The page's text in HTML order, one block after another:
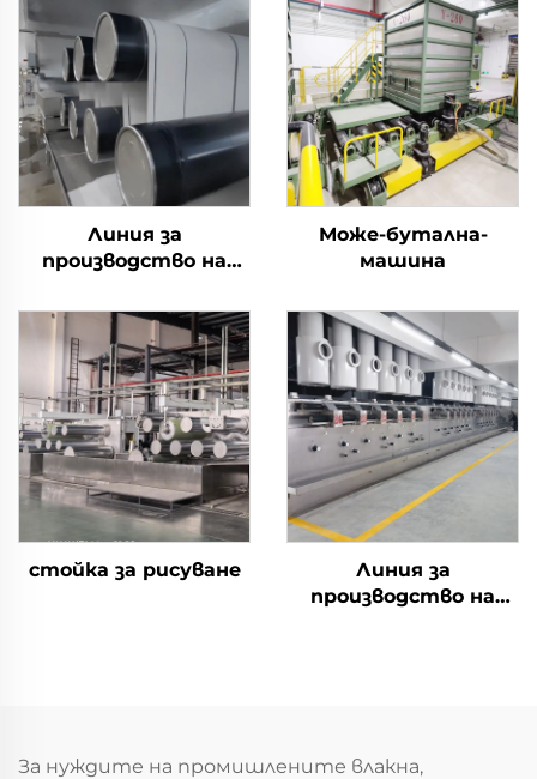
Линия за
производство на
биокомпоненти
Може-бутална-
машина
стойка за рисуване
Линия за
производство на
За нуждите на промишлените влакна,